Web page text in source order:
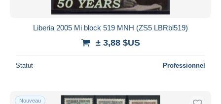
Liberia 2005 Mi block 519 MNH (ZS5 LBRbl519)
± 3,88 $US
Statut Professionnel
Nouveau